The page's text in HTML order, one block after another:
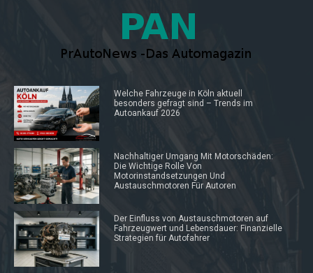
Welche Fahrzeuge in Köln aktuell
besonders gefragt sind – Trends im
Autoankauf 2026
Nachhaltiger Umgang Mit Motorschäden:
Die Wichtige Rolle Von
Motorinstandsetzungen Und
Austauschmotoren Für Autoren
Der Einfluss von Austauschmotoren auf
Fahrzeugwert und Lebensdauer: Finanzielle
Strategien für Autofahrer